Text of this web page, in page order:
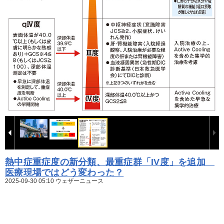
熱中症重症度の新分類、最重症群「IV度」を追加
医療現場ではどう変わった？
2025-09-30 05:10 ウェザーニュース